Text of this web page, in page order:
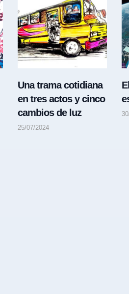
Una trama cotidiana
en tres actos y cinco
cambios de luz
25/07/2024